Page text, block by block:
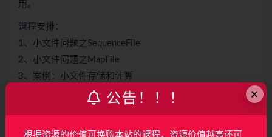
用。
课程安排：
1、小文件问题之SequenceFile
2、小文件问题之MapFile
3、案例：小文件存储和计算
4、 数据倾斜问题分析
×
公告！！！
根据资源的价值可换购本站的课程，资源价值越高还可